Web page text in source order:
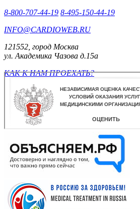
8-800-707-44-19 8-495-150-44-19
INFO@CARDIOWEB.RU
121552, город Москва
ул. Академика Чазова д.15а
КАК К НАМ ПРОЕХАТЬ?